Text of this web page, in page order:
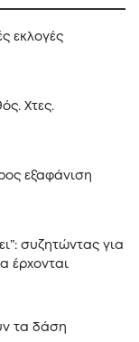
εκλογές
Xτες.
εξαφάνιση
συζητώντας για
έρχονται
τα δάση